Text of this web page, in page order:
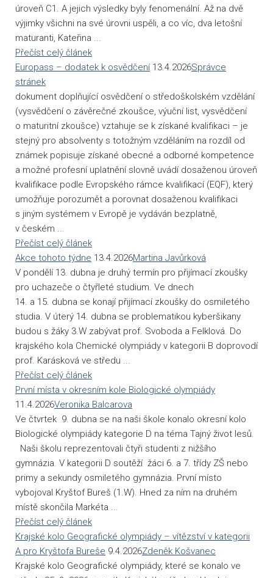
úroveň C1. A jejich výsledky byly fenomenální. Až na dvě
výjimky všichni na své úrovni uspěli, a co víc, dva letošní
maturanti, Kateřina ...
Přečíst celý článek
Europass – dodatek k osvědčení13.4.2026Správce
stránek
dokument doplňující osvědčení o středoškolském vzdělání
(vysvědčení o závěrečné zkoušce, výuční list, vysvědčení
o maturitní zkoušce) vztahuje se k získané kvalifikaci – je
stejný pro absolventy s totožným vzděláním na rozdíl od
známek popisuje získané obecné a odborné kompetence
a možné profesní uplatnění slovně uvádí dosaženou úroveň
kvalifikace podle Evropského rámce kvalifikací (EQF), který
umožňuje porozumět a porovnat dosaženou kvalifikaci
s jiným systémem v Evropě je vydáván bezplatně,
v českém ...
Přečíst celý článek
Akce tohoto týdne 13.4.2026Martina Javůrková
V pondělí 13. dubna je druhý termín pro přijímací zkoušky
pro uchazeče o čtyřleté studium. Ve dnech
14. a 15. dubna se konají přijímací zkoušky do osmiletého
studia. V úterý 14. dubna se problematikou kyberšikany
budou s žáky 3.W zabývat prof. Svoboda a Felklová. Do
krajského kola Chemické olympiády v kategorii B doprovodí
prof. Karásková ve středu ...
Přečíst celý článek
První místa v okresním kole Biologické olympiády
11.4.2026Veronika Balcarova
Ve čtvrtek 9. dubna se na naši škole konalo okresní kolo
Biologické olympiády kategorie D na téma Tajný život lesů.
Naši školu reprezentovali čtyři studenti z nižšího
gymnázia. V kategorii D soutěží žáci 6. a 7. třídy ZŠ nebo
primy a sekundy osmiletého gymnázia. První místo
vybojoval Kryštof Bureš (1.W). Hned za ním na druhém
místě skončila Markéta ...
Přečíst celý článek
Krajské kolo Geografické olympiády – vítězství v kategorii
A pro Kryštofa Bureše 9.4.2026Zdeněk Košvanec
Krajské kolo Geografické olympiády, které se konalo ve